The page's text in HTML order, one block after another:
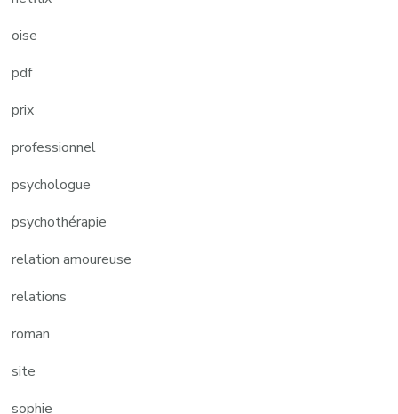
oise
pdf
prix
professionnel
psychologue
psychothérapie
relation amoureuse
relations
roman
site
sophie